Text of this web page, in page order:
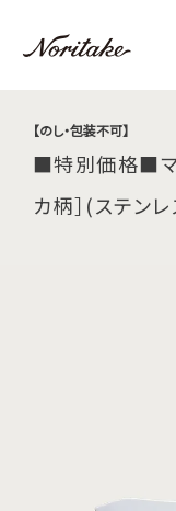
【のし・包装不可】
■特別価格■マ
カ柄］(ステンレ